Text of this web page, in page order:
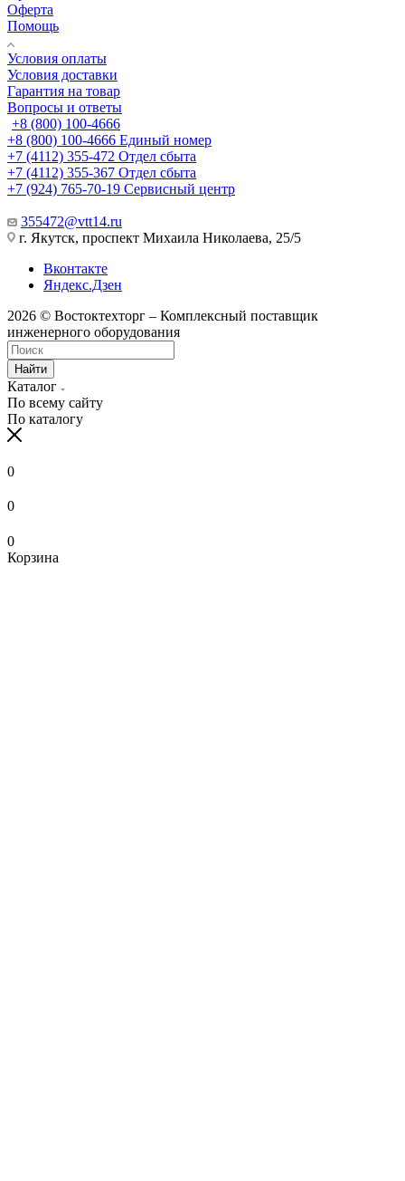
Оферта
Помощь
Условия оплаты
Условия доставки
Гарантия на товар
Вопросы и ответы
+8 (800) 100-4666
+8 (800) 100-4666 Единый номер
+7 (4112) 355-472 Отдел сбыта
+7 (4112) 355-367 Отдел сбыта
+7 (924) 765-70-19 Сервисный центр
355472@vtt14.ru
г. Якутск, проспект Михаила Николаева, 25/5
Вконтакте
Яндекс.Дзен
2026 © Востоктехторг – Комплексный поставщик
инженерного оборудования
Найти
Каталог
По всему сайту
По каталогу
0
0
0
Корзина